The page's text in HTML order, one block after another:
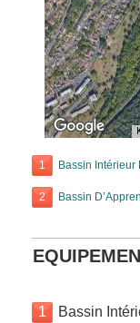
1 Bassin Intérieur
2 Bassin
1 Bassin